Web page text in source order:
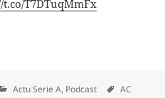
t.co/T7DTuqMmFx
Categorías
Actu Serie A, Podcast Etiquetas
AC